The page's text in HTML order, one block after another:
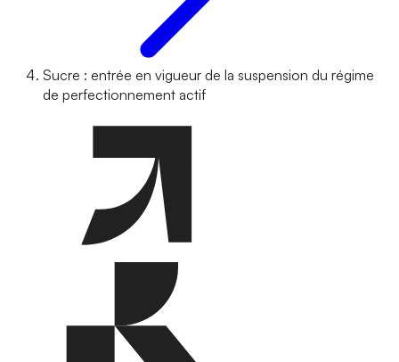
Sucre : entrée en vigueur de la suspension du régime
de perfectionnement actif